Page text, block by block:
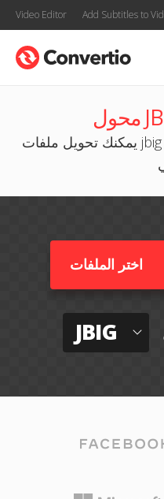
Video Editor Add Subtitles to
يمكنك تحويل ملفات jbig إلى tiff على الإنترنت وبشكل
اختر الملفات
JBIG